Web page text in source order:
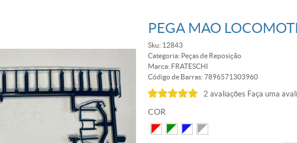
PEGA MAO
Sku: 12843
Categoria: Peças de Reposição
Marca: FRATESCHI
Código de Barras: 7896571303960
2 avaliações Faça uma
COR